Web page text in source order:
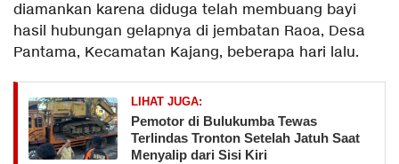
diamankan karena diduga telah membuang bayi
hasil hubungan gelapnya di jembatan Raoa, Desa
Pantama, Kecamatan Kajang, beberapa hari lalu.
LIHAT JUGA:
Pemotor di Bulukumba Tewas
Terlindas Tronton Setelah Jatuh Saat
Menyalip dari Sisi Kiri